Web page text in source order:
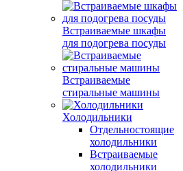
Встраиваемые шкафы
для подогрева посуды
Встраиваемые
стиральные машины
Холодильники
Отдельностоящие
холодильники
Встраиваемые
холодильники